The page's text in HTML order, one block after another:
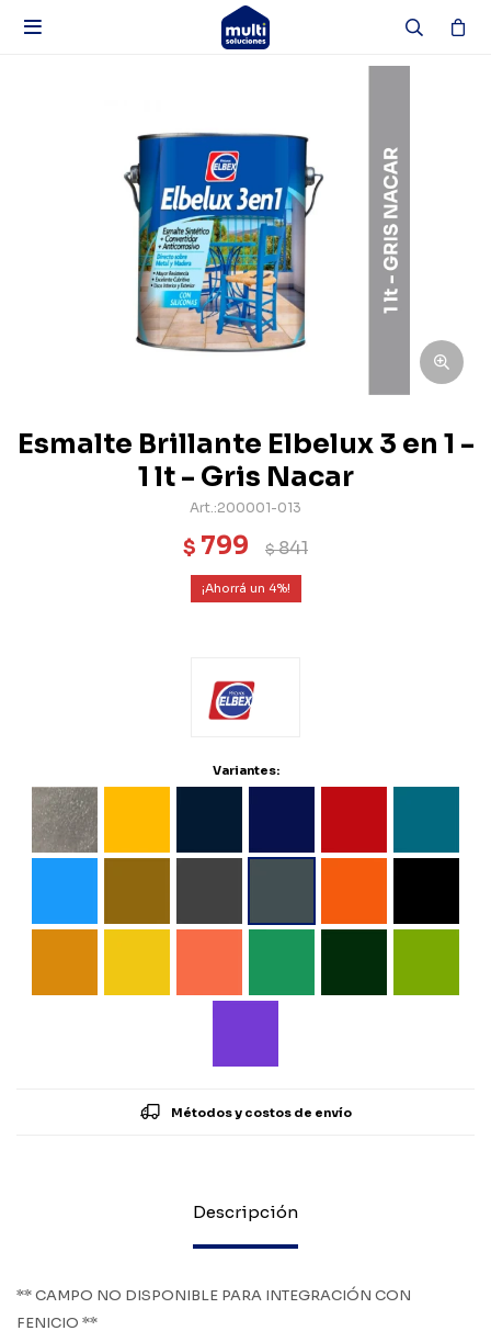

Esmalte Brillante Elbelux 3 en 1 -
1 lt - Gris Nacar
200001-013
$ 799 $841
4
Variantes:
Métodos y costos de envío
Descripción
** CAMPO NO DISPONIBLE PARA INTEGRACIÓN CON
FENICIO **